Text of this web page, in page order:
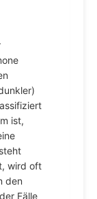
ist,
wird oft
den
Fälle